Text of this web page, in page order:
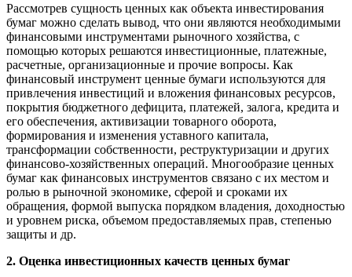
Рассмотрев сущность ценных как объекта инвестирования
бумаг можно сделать вывод, что они являются необходимыми
финансовыми инструментами рыночного хозяйства, с
помощью которых решаются инвестиционные, платежные,
расчетные, организационные и прочие вопросы. Как
финансовый инструмент ценные бумаги используются для
привлечения инвестиций и вложения финансовых ресурсов,
покрытия бюджетного дефицита, платежей, залога, кредита и
его обеспечения, активизации товарного оборота,
формирования и изменения уставного капитала,
трансформации собственности, реструктуризации и других
финансово-хозяйственных операций. Многообразие ценных
бумаг как финансовых инструментов связано с их местом и
ролью в рыночной экономике, сферой и сроками их
обращения, формой выпуска порядком владения, доходностью
и уровнем риска, объемом предоставляемых прав, степенью
защиты и др.
2. Оценка инвестиционных качеств ценных бумаг